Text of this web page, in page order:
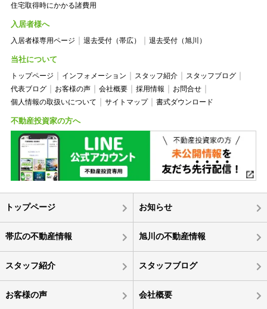
住宅取得時にかかる諸費用
入居者様へ
入居者様専用ページ 退去受付（帯広） 退去受付（旭川）
当社について
トップページ インフォメーション スタッフ紹介
スタッフブログ
代表ブログ
お客様の声 会社概要 採用情報
お問合せ
個人情報の取扱いについて
サイトマップ 書式ダウンロード
不動産投資家の方へ
トップページ お知らせ
帯広の不動産情報 旭川の不動産情報
スタッフ紹介 スタッフブログ
お客様の声 会社概要